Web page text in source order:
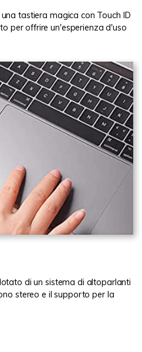
tastiera magica con Touch ID
per offrire un'esperienza d'uso
di un sistema di altoparlanti
stereo e il supporto per la